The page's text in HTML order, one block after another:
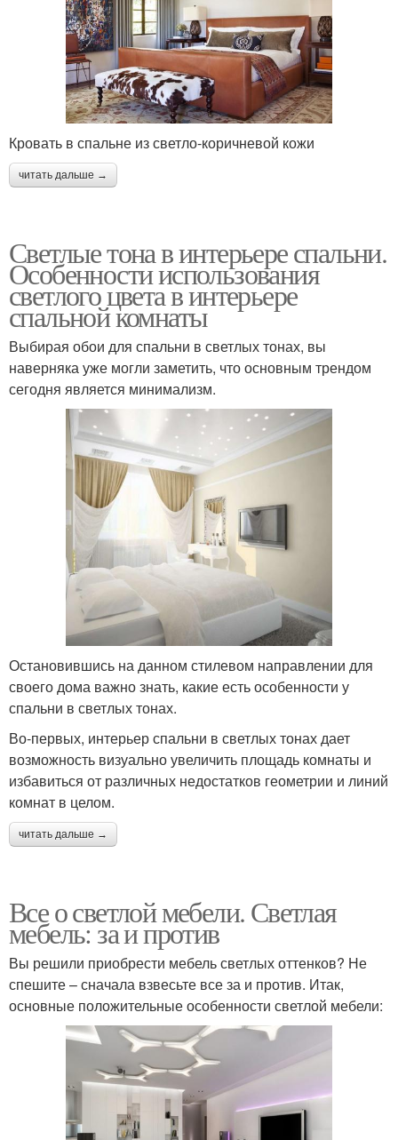
Кровать в спальне из светло-коричневой кожи
читать дальше →
Светлые тона в интерьере спальни.
Особенности использования
светлого цвета в интерьере
спальной комнаты
Выбирая обои для спальни в светлых тонах, вы
наверняка уже могли заметить, что основным трендом
сегодня является минимализм.
Остановившись на данном стилевом направлении для
своего дома важно знать, какие есть особенности у
спальни в светлых тонах.
Во-первых, интерьер спальни в светлых тонах дает
возможность визуально увеличить площадь комнаты и
избавиться от различных недостатков геометрии и линий
комнат в целом.
читать дальше →
Все о светлой мебели. Светлая
мебель: за и против
Вы решили приобрести мебель светлых оттенков? Не
спешите – сначала взвесьте все за и против. Итак,
основные положительные особенности светлой мебели: